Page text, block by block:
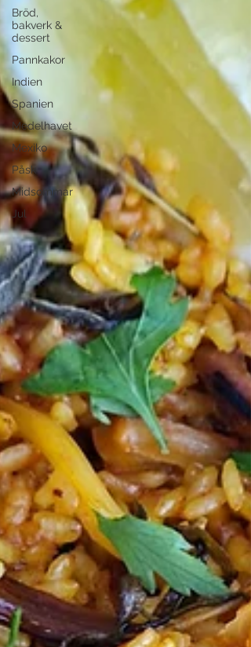
Bröd,
bakverk &
dessert
Pannkakor
Indien
Spanien
Medelhavet
Mexiko
Påsk
Midsommar
Jul